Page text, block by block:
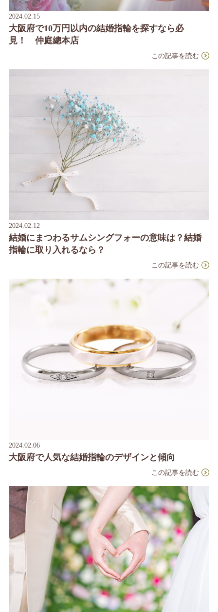
2024.02.15
大阪府で10万円以内の結婚指輪を探すなら必
見！ 仲庭總本店
この記事を読む
2024.02.12
結婚にまつわるサムシングフォーの意味は？結婚
指輪に取り入れるなら？
この記事を読む
2024.02.06
大阪府で人気な結婚指輪のデザインと傾向
この記事を読む